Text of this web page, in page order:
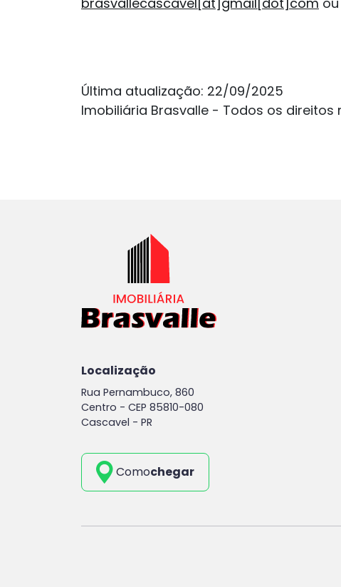
Última atualização: 22/09/2025
Imobiliária Brasvalle - Todos os direitos
Localização
Rua Pernambuco, 860
Centro - CEP 85810-080
Cascavel - PR
Comochegar